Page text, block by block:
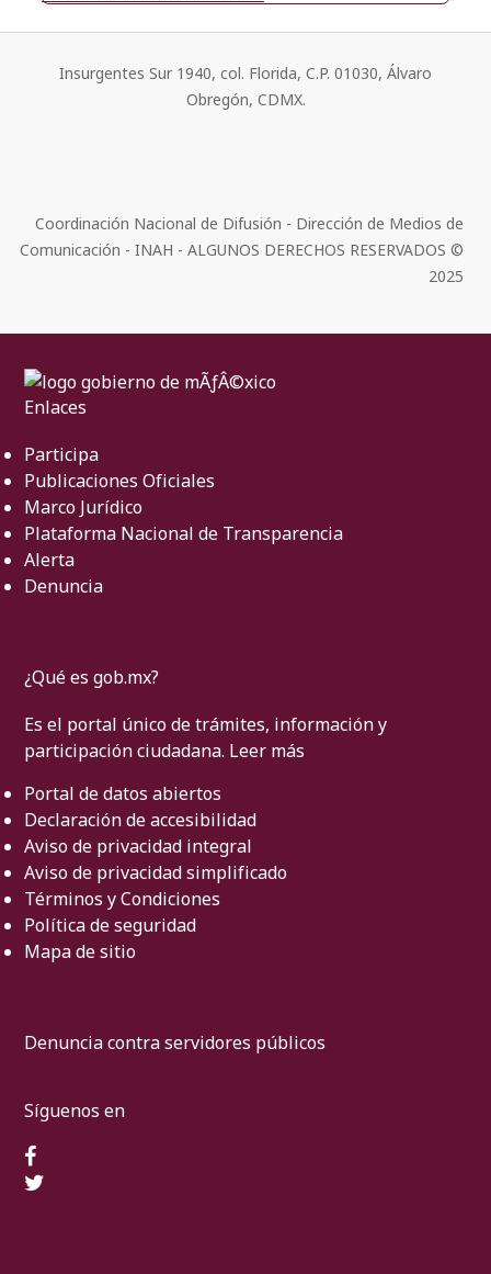
Insurgentes Sur 1940, col. Florida, C.P. 01030, Álvaro
Obregón, CDMX.
Coordinación Nacional de Difusión - Dirección de Medios de
Comunicación - INAH - ALGUNOS DERECHOS RESERVADOS ©
2025
Enlaces
Participa
Publicaciones Oficiales
Marco Jurídico
Plataforma Nacional de Transparencia
Alerta
Denuncia
¿Qué es gob.mx?
Es el portal único de trámites, información y
participación ciudadana. Leer más
Portal de datos abiertos
Declaración de accesibilidad
Aviso de privacidad integral
Aviso de privacidad simplificado
Términos y Condiciones
Política de seguridad
Mapa de sitio
Denuncia contra servidores públicos
Síguenos en